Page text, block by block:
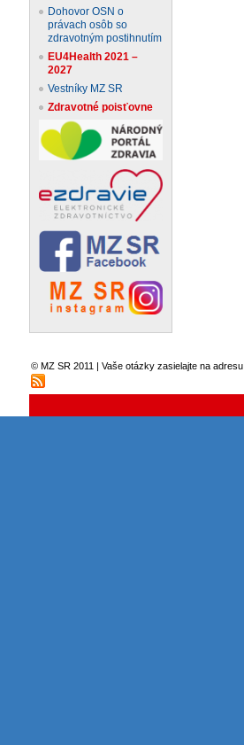
Dohovor OSN o
právach osôb so
zdravotným postihnutím
EU4Health 2021 –
2027
Vestníky MZ SR
Zdravotné poisťovne
© MZ SR 2011 | Vaše otázky zasielajte na adresu